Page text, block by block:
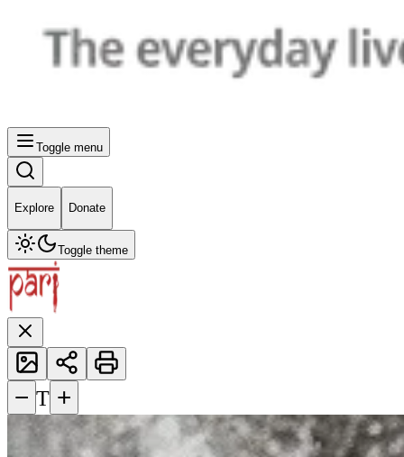
Toggle menu
Explore Donate
Toggle theme
− T +